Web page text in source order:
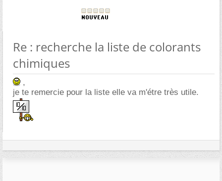
Re : recherche la liste de colorants
chimiques
,
je te remercie pour la liste elle va m'étre très utile.